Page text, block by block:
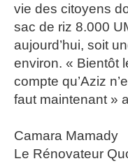
vie des citoyens
sac de riz 8.000
aujourd’hui, soit
environ. « Bientôt
compte qu’Aziz
faut maintenant »
Camara Mamady
Le Rénovateur